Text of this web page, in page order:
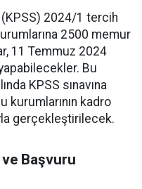
(KPSS) 2024/1 tercih
2500 memur
11 Temmuz 2024
Bu
KPSS sınavına
kurumlarının kadro
gerçekleştirilecek.
Başvuru